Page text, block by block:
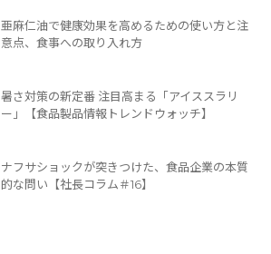
亜麻仁油で健康効果を高めるための使い方と注
意点、食事への取り入れ方
暑さ対策の新定番 注目高まる「アイススラリ
ー」【食品製品情報トレンドウォッチ】
ナフサショックが突きつけた、食品企業の本質
的な問い【社長コラム＃16】